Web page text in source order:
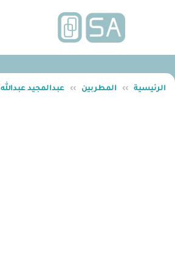
الرئيسية ›› المطربين ›› عبدالمجيد عبدالله